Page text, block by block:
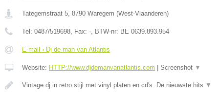
Tategemstraat 5, 8790 Waregem (West-Vlaanderen)
Tel: 0487/519698, Fax: -, BTW-nr: BE 0639.893.954
E-mail › Dj de man van Atlantis
Website: HTTP://www.djdemanvanatlantis.com Screenshot ▼
Vintage dj in retro stijl met vinyl platen en cd's. De nieuwste hits ▼